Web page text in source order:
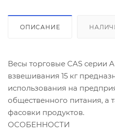
ОПИСАНИЕ
Весы торговые CAS серии
взвешивания 15 кг
использования на
общественного питания, а
фасовки продуктов.
ОСОБЕННОСТИ